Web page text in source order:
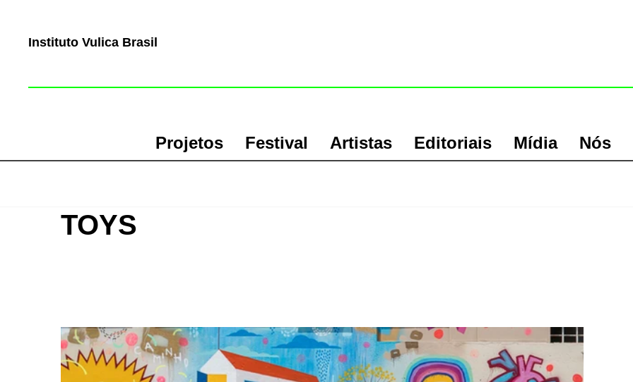
Instituto Vulica Brasil
Projetos Festival Artistas Editoriais Mídia Nós
TOYS